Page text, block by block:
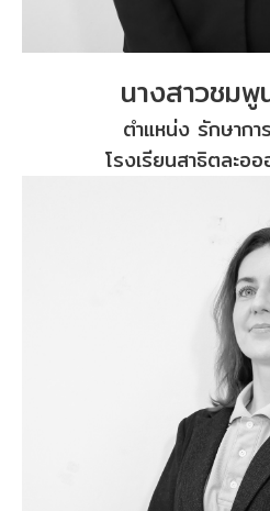
นางสาวชม
ตำแหน่ง รักษาก
โรงเรียนสาธิตละอ